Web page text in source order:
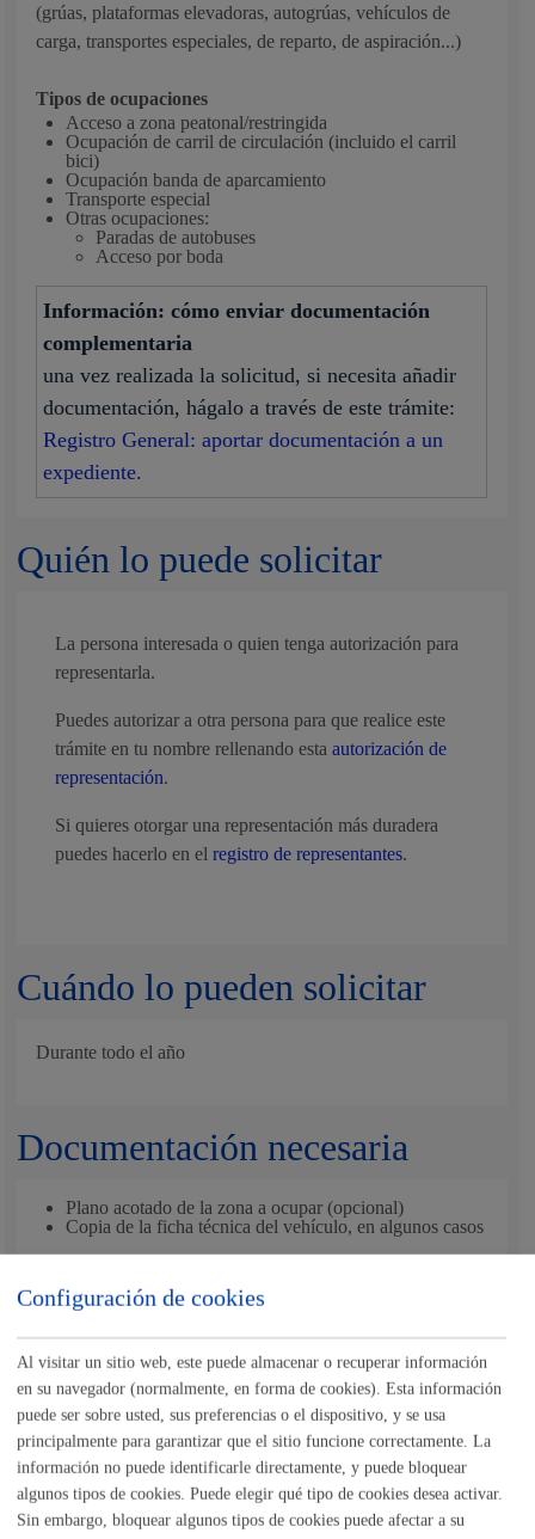
(grúas, plataformas elevadoras, autogrúas, vehículos de
carga, transportes especiales, de reparto, de aspiración...)
Tipos de ocupaciones
Acceso a zona peatonal/restringida
Ocupación de carril de circulación (incluido el carril
bici)
Ocupación banda de aparcamiento
Transporte especial
Otras ocupaciones:
Paradas de autobuses
Acceso por boda
Información: cómo enviar documentación
complementaria
una vez realizada la solicitud, si necesita añadir
documentación, hágalo a través de este trámite:
Registro General: aportar documentación a un
expediente.
Quién lo puede solicitar
La persona interesada o quien tenga autorización para
representarla.
Puedes autorizar a otra persona para que realice este
trámite en tu nombre rellenando estaautorización de
representación.
Si quieres otorgar una representación más duradera
puedes hacerlo en elregistro de representantes.
Cuándo lo pueden solicitar
Durante todo el año
Documentación necesaria
Plano acotado de la zona a ocupar (opcional)
Copia de la ficha técnica del vehículo, en algunos casos
En el caso detransporte especial,
Descripción de todo el recorrido a realizar, suscrito por
persona técnica competente (según la Ley 38/1999 de
Ordenación de la Edificación), con el cálculo de la
envolvente de giro (artículo 8.2.3 de la norma 3.1-IC).
Nota:es obligatorioel uso del formulario o del impreso
específico indicado en este trámite.
Tamaño máximo anexos:10 Mb
Configuración de cookies
Al visitar un sitio web, este puede almacenar o recuperar información
en su navegador (normalmente, en forma de cookies). Esta información
puede ser sobre usted, sus preferencias o el dispositivo, y se usa
principalmente para garantizar que el sitio funcione correctamente. La
información no puede identificarle directamente, y puede bloquear
algunos tipos de cookies. Puede elegir qué tipo de cookies desea activar.
Sin embargo, bloquear algunos tipos de cookies puede afectar a su